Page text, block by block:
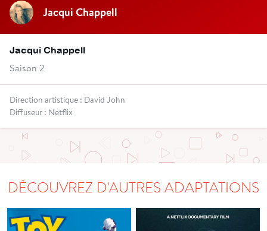
Jacqui Chappell
Jacqui Chappell
Saison 2
Direction artistique : David John
Diffuseur : Netflix
DÉCOUVREZ D'AUTRES ADAPTATIONS